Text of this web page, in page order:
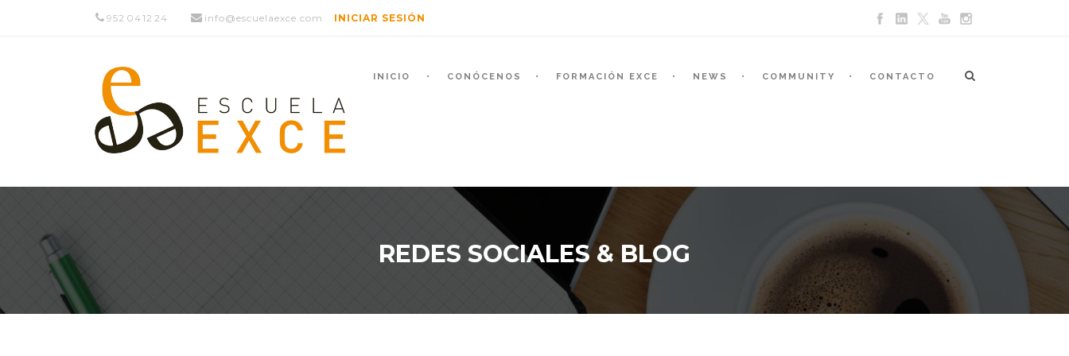
952 04 12 24 info@escuelaexce.com INICIAR SESIÓN
INICIO CONÓCENOS FORMACIÓN EXCE NEWS COMMUNITY CONTACTO
REDES SOCIALES & BLOG